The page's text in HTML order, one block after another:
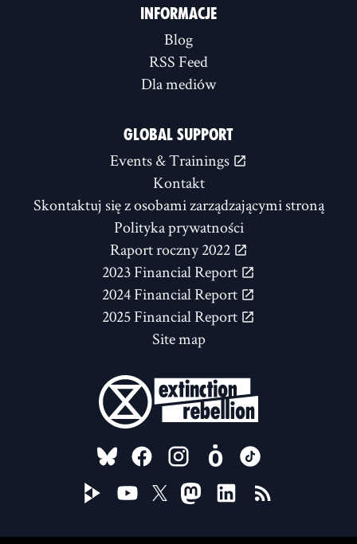
INFORMACJE
Blog
RSS Feed
Dla mediów
GLOBAL SUPPORT
Events & Trainings
Kontakt
Skontaktuj się z osobami zarządzającymi stroną
Polityka prywatności
Raport roczny 2022
2023 Financial Report
2024 Financial Report
2025 Financial Report
Site map
FOLLOW US ON